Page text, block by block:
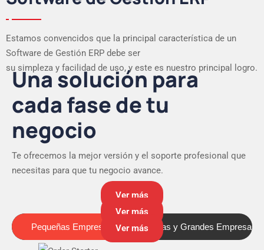
Estamos convencidos que la principal característica de un
Software de Gestión ERP debe ser
su simpleza y facilidad de uso, y este es nuestro principal logro.
Una solución para
cada fase de tu
negocio
Te ofrecemos la mejor versión y el soporte profesional que
necesitas para que tu negocio avance.
Pequeñas Empresas
Pequeñas Empresas Medianas y Grandes Empresas
Ver más
Ver más
Ver más